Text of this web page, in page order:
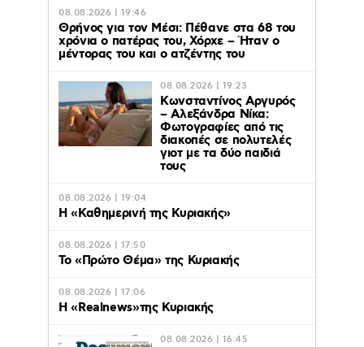
08.08.2026 | 19:46
Θρήνος για τον Μέσι: Πέθανε στα 68 του
χρόνια ο πατέρας του, Χόρχε – Ήταν ο
μέντορας του και ο ατζέντης του
08.08.2026 | 19:23
Κωνσταντίνος Αργυρός
– Αλεξάνδρα Νίκα:
Φωτογραφίες από τις
διακοπές σε πολυτελές
γιοτ με τα δύο παιδιά
τους
08.08.2026 | 19:04
H «Καθημερινή της Κυριακής»
08.08.2026 | 17:50
Το «Πρώτο Θέμα» της Κυριακής
08.08.2026 | 17:06
Η «Realnews»της Κυριακής
08.08.2026 | 16:45